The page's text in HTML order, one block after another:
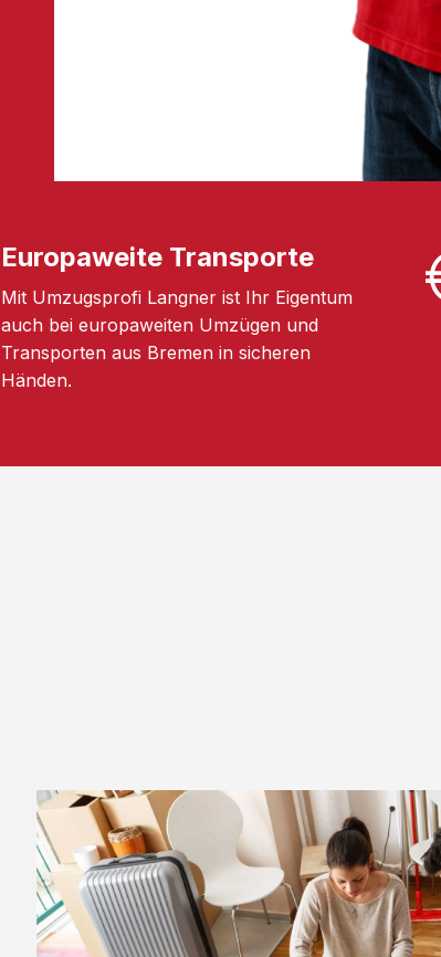
Europaweite Transporte
Mit Umzugsprofi Langner ist Ihr Eigentum
auch bei europaweiten Umzügen und
Transporten aus Bremen in sicheren
Händen.